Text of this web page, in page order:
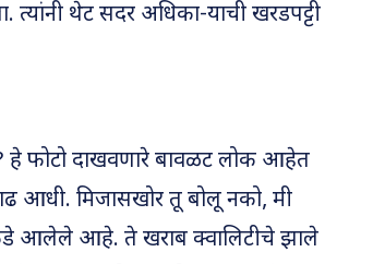
त्यांनी थेट सदर अधिका-याची खरडपट्टी
हे फोटो दाखवणारे बावळट लोक आहेत
आधी. मिजासखोर तू बोलू नको, मी
आलेले आहे. ते खराब क्वालिटीचे झाले